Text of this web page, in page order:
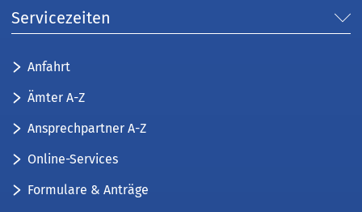
Servicezeiten
Anfahrt
Ämter A-Z
Ansprechpartner A-Z
Online-Services
Formulare & Anträge